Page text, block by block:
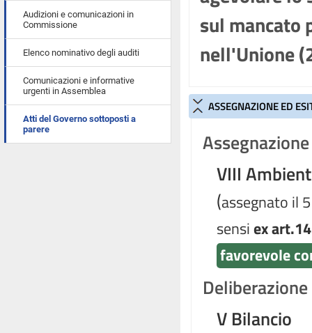
Audizioni e comunicazioni in
Commissione
Elenco nominativo degli auditi
Comunicazioni e informative
urgenti in Assemblea
Atti del Governo sottoposti a
parere
sul mancato
nell'Unione
ASSEGNAZIONE ED
VIII
(assegnato il
sensiex
favorevole
V Bilancio